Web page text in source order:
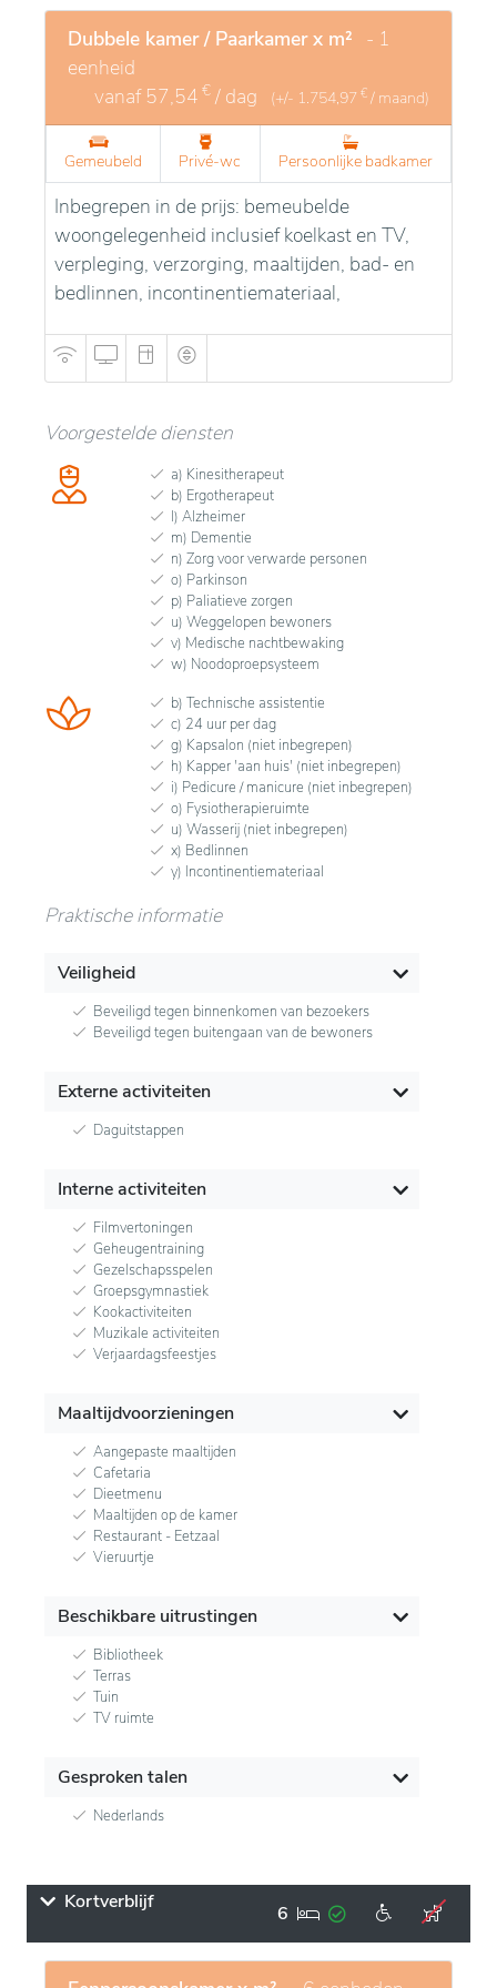
Dubbele kamer / Paarkamer x m² - 1
eenheid
vanaf 57,54 € / dag (+/- 1.754,97 € / maand)
Gemeubeld Privé-wc Persoonlijke badkamer
Inbegrepen in de prijs: bemeubelde
woongelegenheid inclusief koelkast en TV,
verpleging, verzorging, maaltijden, bad- en
bedlinnen, incontinentiemateriaal,
Voorgestelde diensten
a) Kinesitherapeut
b) Ergotherapeut
l) Alzheimer
m) Dementie
n) Zorg voor verwarde personen
o) Parkinson
p) Paliatieve zorgen
u) Weggelopen bewoners
v) Medische nachtbewaking
w) Noodoproepsysteem
b) Technische assistentie
c) 24 uur per dag
g) Kapsalon (niet inbegrepen)
h) Kapper 'aan huis' (niet inbegrepen)
i) Pedicure / manicure (niet inbegrepen)
o) Fysiotherapieruimte
u) Wasserij (niet inbegrepen)
x) Bedlinnen
y) Incontinentiemateriaal
Praktische informatie
Veiligheid
Beveiligd tegen binnenkomen van bezoekers
Beveiligd tegen buitengaan van de bewoners
Externe activiteiten
Daguitstappen
Interne activiteiten
Filmvertoningen
Geheugentraining
Gezelschapsspelen
Groepsgymnastiek
Kookactiviteiten
Muzikale activiteiten
Verjaardagsfeestjes
Maaltijdvoorzieningen
Aangepaste maaltijden
Cafetaria
Dieetmenu
Maaltijden op de kamer
Restaurant - Eetzaal
Vieruurtje
Beschikbare uitrustingen
Bibliotheek
Terras
Tuin
TV ruimte
Gesproken talen
Nederlands
Kortverblijf 6